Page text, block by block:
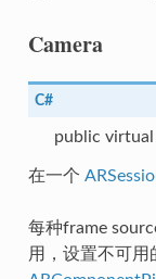
Camera
C#
public virtual
在一个
每种frame
用，设置不可用